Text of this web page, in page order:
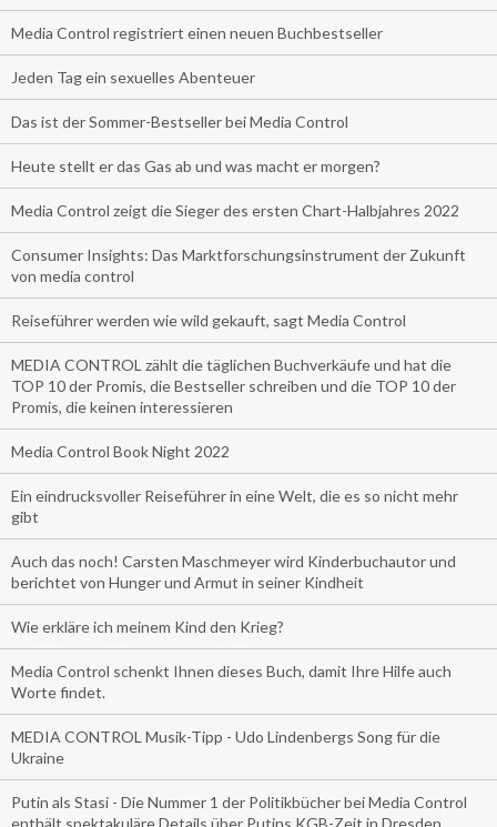
Media Control registriert einen neuen Buchbestseller
Jeden Tag ein sexuelles Abenteuer
Das ist der Sommer-Bestseller bei Media Control
Heute stellt er das Gas ab und was macht er morgen?
Media Control zeigt die Sieger des ersten Chart-Halbjahres 2022
Consumer Insights: Das Marktforschungsinstrument der Zukunft
von media control
Reiseführer werden wie wild gekauft, sagt Media Control
MEDIA CONTROL zählt die täglichen Buchverkäufe und hat die
TOP 10 der Promis, die Bestseller schreiben und die TOP 10 der
Promis, die keinen interessieren
Media Control Book Night 2022
Ein eindrucksvoller Reiseführer in eine Welt, die es so nicht mehr
gibt
Auch das noch! Carsten Maschmeyer wird Kinderbuchautor und
berichtet von Hunger und Armut in seiner Kindheit
Wie erkläre ich meinem Kind den Krieg?
Media Control schenkt Ihnen dieses Buch, damit Ihre Hilfe auch
Worte findet.
MEDIA CONTROL Musik-Tipp - Udo Lindenbergs Song für die
Ukraine
Putin als Stasi - Die Nummer 1 der Politikbücher bei Media Control